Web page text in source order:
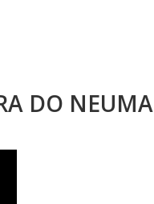
DO NEUMA